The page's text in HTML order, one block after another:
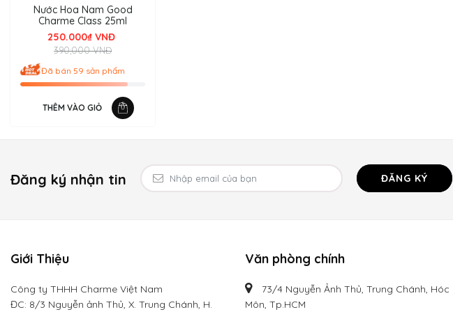
Nước Hoa Nam Good
Charme Class 25ml
250.000₫ VNĐ
390,000 VNĐ
Đã bán 59 sản phẩm
THÊM VÀO GIỎ
Đăng ký nhận tin ĐĂNG KÝ
Giới Thiệu
Công ty THHH Charme Việt Nam
ĐC: 8/3 Nguyễn ảnh Thủ, X. Trung Chánh, H.
Văn phòng chính
73/4 Nguyễn Ảnh Thủ, Trung Chánh, Hóc
Môn, Tp.HCM